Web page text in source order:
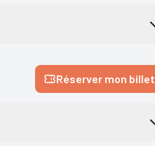
Réserver mon billet